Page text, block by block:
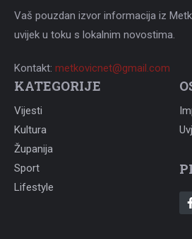
Vaš pouzdan izvor informacija iz
uvijek u toku s lokalnim novostima.
Kontakt: metkovicnet@gmail.com
KATEGORIJE
Vijesti
Kultura
Županija
Sport
Lifestyle